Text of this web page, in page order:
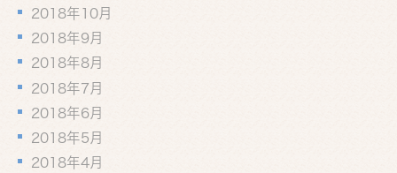
2018年10月
2018年9月
2018年8月
2018年7月
2018年6月
2018年5月
2018年4月